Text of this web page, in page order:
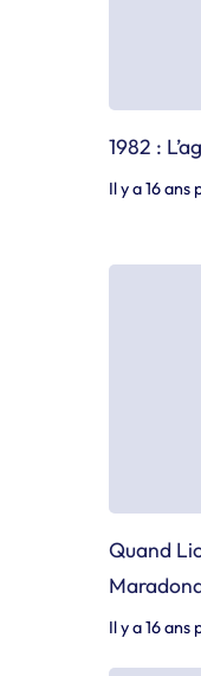
1982 :
Il y a 16 ans
Quand
Il y a 16 ans